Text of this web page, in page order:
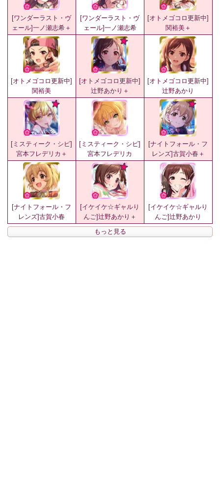
[ワンダーラスト・ヴ
ェール]一ノ瀬志希＋
[ワンダーラスト・ヴ
ェール]一ノ瀬志希
[オトメゴコロ更新中]
関裕美＋
[オトメゴコロ更新中]
関裕美
[オトメゴコロ更新中]
辻野あかり＋
[オトメゴコロ更新中]
辻野あかり
[ミスティーク・シピ]
宮本フレデリカ＋
[ミスティーク・シピ]
宮本フレデリカ
[ナイトフォール・フ
レンズ]古賀小春＋
[ナイトフォール・フ
レンズ]古賀小春
[イケイケ☆ギャルり
んご]辻野あかり＋
[イケイケ☆ギャルり
んご]辻野あかり
もっと見る